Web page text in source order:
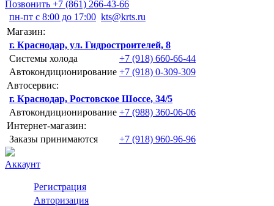
Позвонить +7 (861) 266-43-66
пн-пт с 8:00 до 17:00 kts@krts.ru
Магазин:
г. Краснодар, ул. Гидростроителей, 8
Системы холода
+7 (918) 660-66-44
Автокондиционирование +7 (918) 0-309-309
Автосервис:
г. Краснодар, Ростовское Шоссе, 34/5
Автокондиционирование +7 (988) 360-06-06
Интернет-магазин:
Заказы принимаются
+7 (918) 960-96-96
Аккаунт
Регистрация
Авторизация